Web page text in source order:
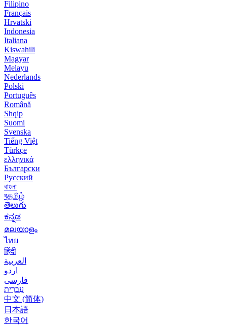
Filipino
Français
Hrvatski
Indonesia
Italiana
Kiswahili
Magyar
Melayu
Nederlands
Polski
Português
Română
Shqip
Suomi
Svenska
Tiếng Việt
Türkçe
ελληνικά
Български
Русский
বাংলা
বதமிழ்
తెలుగు
ಕನ್ನಡ
മലയാളം
ไทย
हिंदी
العربية
اردو
فارسی
עִברִית
中文 (简体)
日本語
한국어